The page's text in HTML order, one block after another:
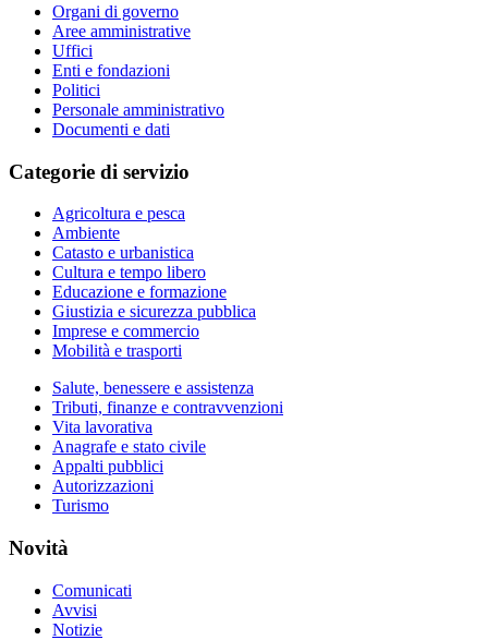
Organi di governo
Aree amministrative
Uffici
Enti e fondazioni
Politici
Personale amministrativo
Documenti e dati
Categorie di servizio
Agricoltura e pesca
Ambiente
Catasto e urbanistica
Cultura e tempo libero
Educazione e formazione
Giustizia e sicurezza pubblica
Imprese e commercio
Mobilità e trasporti
Salute, benessere e assistenza
Tributi, finanze e contravvenzioni
Vita lavorativa
Anagrafe e stato civile
Appalti pubblici
Autorizzazioni
Turismo
Novità
Comunicati
Avvisi
Notizie